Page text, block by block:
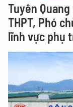
Tuyên
THPT, Phó
lĩnh vực phụ